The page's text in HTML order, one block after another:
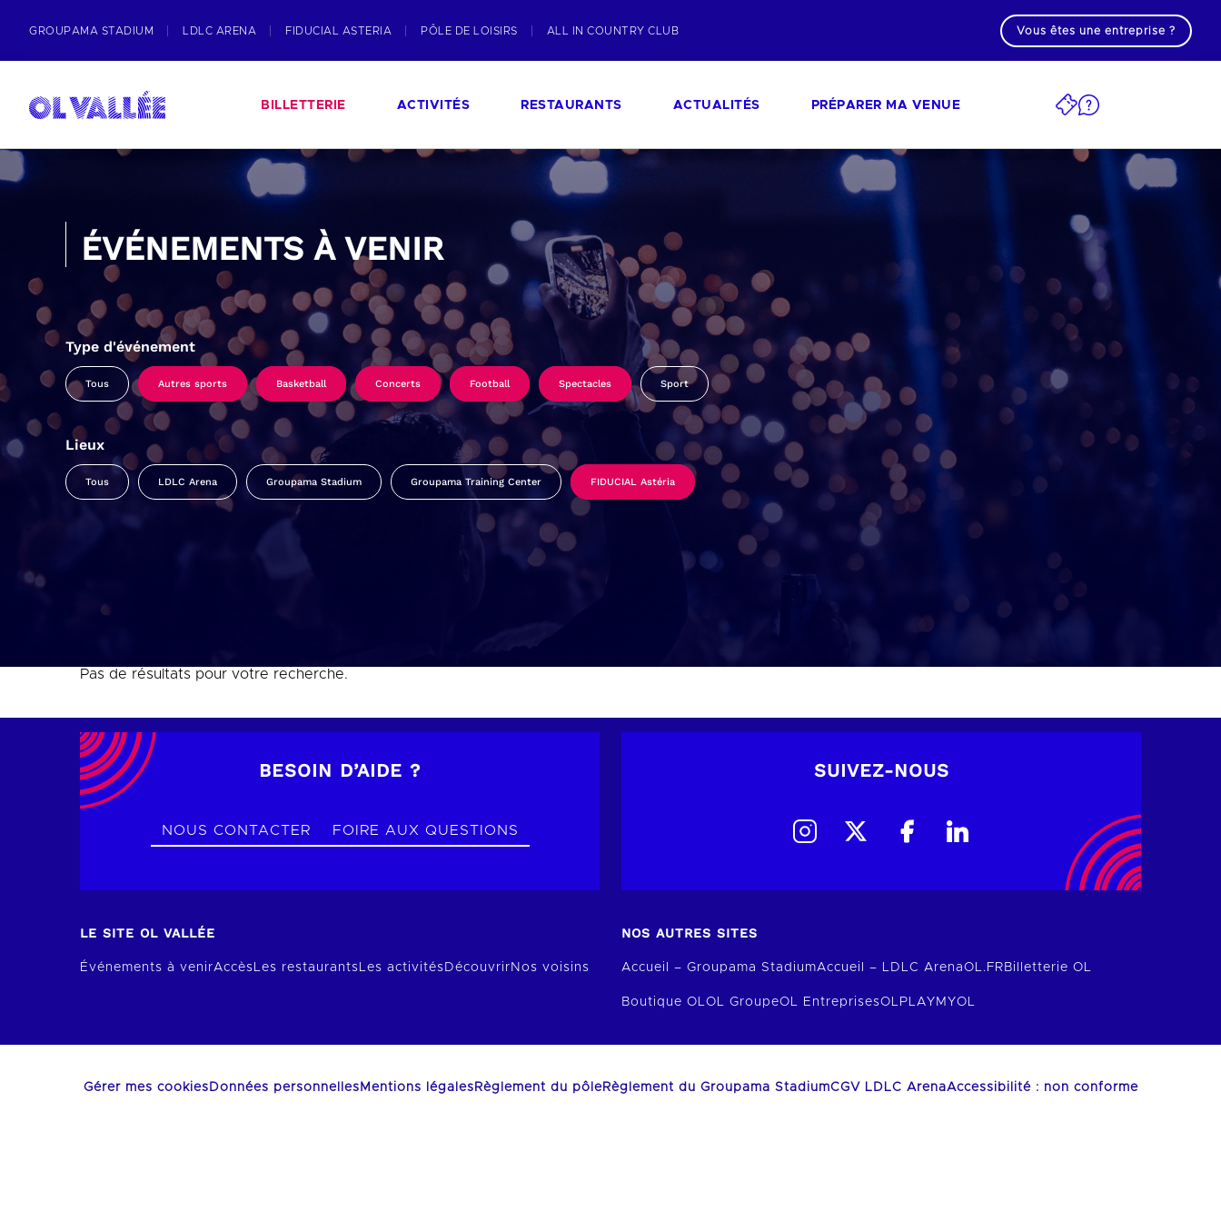
GROUPAMA STADIUM LDLC ARENA FIDUCIAL ASTERIA PÔLE DE LOISIRS ALL IN COUNTRY CLUB Vous êtes une entreprise ?
BILLETTERIE ACTIVITÉS RESTAURANTS ACTUALITÉS PRÉPARER MA VENUE
ÉVÉNEMENTS À VENIR
Type d'événement
Tous Autres sports Basketball Concerts Football Spectacles Sport
Lieux
Tous LDLC Arena Groupama Stadium Groupama Training Center FIDUCIAL Astéria
Pas de résultats pour votre recherche.
BESOIN D’AIDE ?
NOUS CONTACTER FOIRE AUX QUESTIONS
SUIVEZ-NOUS
LE SITE OL VALLÉE
Événements à venirAccèsLes restaurantsLes activités Découvrir Nos voisins
NOS AUTRES SITES
Accueil – Groupama StadiumAccueil – LDLC ArenaOL.FR Billetterie OL
Boutique OLOL GroupeOL EntreprisesOLPLAY MYOL
Gérer mes cookies Données personnelles Mentions légales Règlement du pôleRèglement du Groupama StadiumCGV LDLC ArenaAccessibilité : non conforme